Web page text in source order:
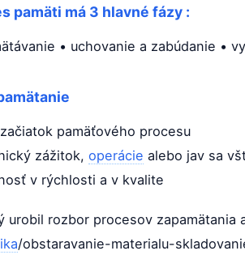
pamäti má 3 hlavné fázy :
• uchovanie a zabúdanie •
pamäťového procesu
zážitok, operácie alebo jav sa
v rýchlosti a v kvalite
urobil rozbor procesov zapamätania
/obstaravanie-materialu-